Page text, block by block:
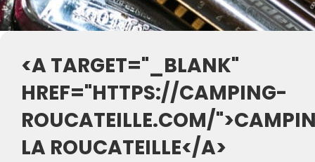
<A TARGET="_BLANK"
HREF="HTTPS://CAMPING-
ROUCATEILLE.COM/
LA ROUCATEILLE</A>